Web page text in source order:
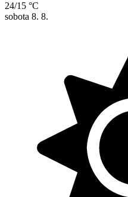
24/15 °C
sobota 8. 8.